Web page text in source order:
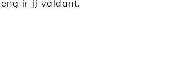
ir jį valdant.